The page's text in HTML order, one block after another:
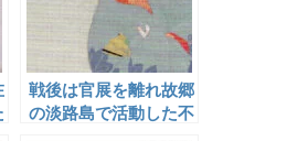
戦後は官展を離れ故郷
の淡路島で活動した不